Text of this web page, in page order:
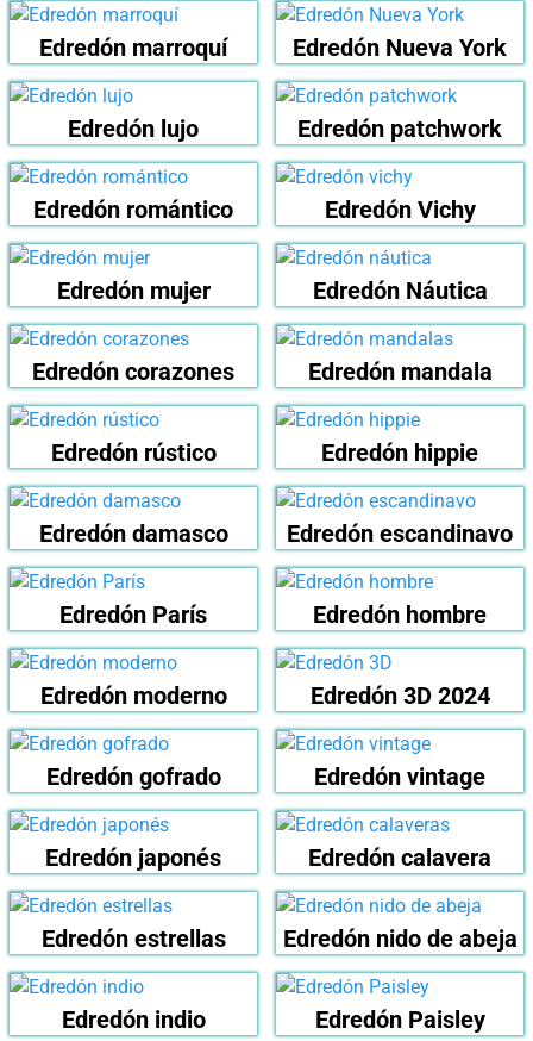
Edredón marroquí Edredón Nueva York
Edredón lujo Edredón patchwork
Edredón romántico Edredón Vichy
Edredón mujer Edredón Náutica
Edredón corazones Edredón mandala
Edredón rústico Edredón hippie
Edredón damasco Edredón escandinavo
Edredón París Edredón hombre
Edredón moderno Edredón 3D 2024
Edredón gofrado Edredón vintage
Edredón japonés Edredón calavera
Edredón estrellas Edredón nido de abeja
Edredón indio Edredón Paisley